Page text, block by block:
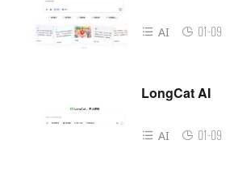
AI 01-09
LongCat AI
AI 01-09